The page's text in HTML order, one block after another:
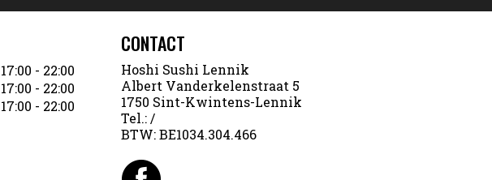
17:00 - 22:00
17:00 - 22:00
17:00 - 22:00
CONTACT
Hoshi Sushi Lennik
Albert Vanderkelenstraat 5
1750 Sint-Kwintens-Lennik
Tel.:/
BTW:BE1034.304.466